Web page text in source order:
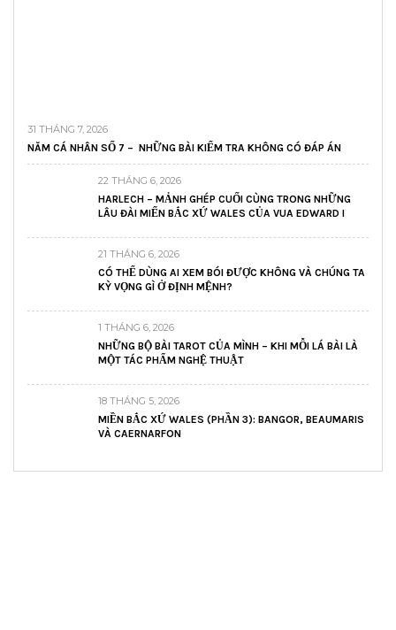
31 THÁNG 7, 2026
NĂM CÁ NHÂN SỐ 7 – NHỮNG BÀI KIỂM TRA KHÔNG CÓ ĐÁP ÁN
22 THÁNG 6, 2026
HARLECH – MẢNH GHÉP CUỐI CÙNG TRONG NHỮNG
LÂU ĐÀI MIẾN BẮC XỨ WALES CỦA VUA EDWARD I
21 THÁNG 6, 2026
CÓ THỂ DÙNG AI XEM BÓI ĐƯỢC KHÔNG VÀ CHÚNG TA
KỲ VỌNG GÌ Ở ĐỊNH MỆNH?
1 THÁNG 6, 2026
NHỮNG BỘ BÀI TAROT CỦA MÌNH – KHI MỖI LÁ BÀI LÀ
MỘT TÁC PHẨM NGHỆ THUẬT
18 THÁNG 5, 2026
MIỀN BẮC XỨ WALES (PHẦN 3): BANGOR, BEAUMARIS
VÀ CAERNARFON